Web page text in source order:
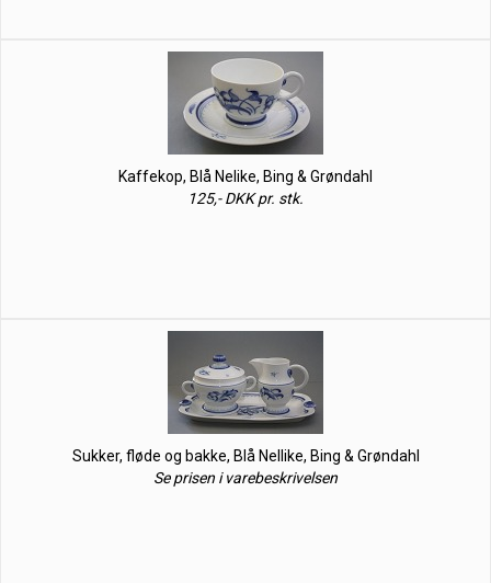
Kaffekop, Blå Nelike, Bing & Grøndahl
125,- DKK pr. stk.
Sukker, fløde og bakke, Blå Nellike, Bing & Grøndahl
Se prisen i varebeskrivelsen